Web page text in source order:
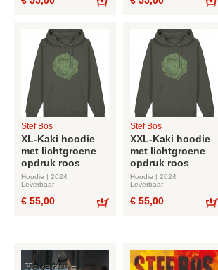
Stef Bos
XL-Kaki hoodie
met lichtgroene
opdruk roos
Hoodie | 2024
Leverbaar
€ 55,00
Stef Bos
XXL-Kaki hoodie
met lichtgroene
opdruk roos
Hoodie | 2024
Leverbaar
€ 55,00